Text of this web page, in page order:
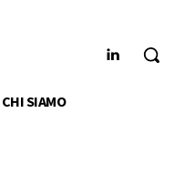
CHI SIAMO